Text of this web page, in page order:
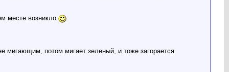
месте возникло
мигающим, потом мигает зеленый, и тоже загорается